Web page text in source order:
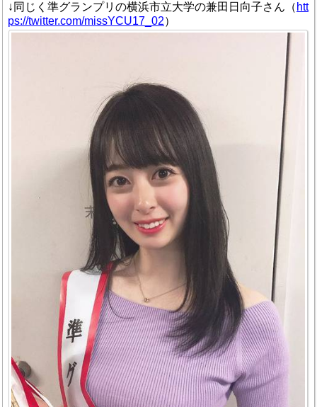
↓同じく準グランプリの横浜市立大学の兼田日向子さん（ htt
ps://twitter.com/missYCU17_02）